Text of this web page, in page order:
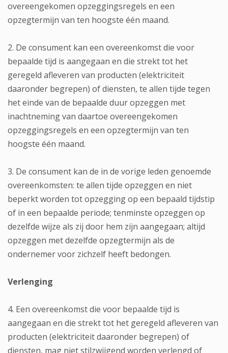
overeengekomen opzeggingsregels en een
opzegtermijn van ten hoogste één maand.
2. De consument kan een overeenkomst die voor
bepaalde tijd is aangegaan en die strekt tot het
geregeld afleveren van producten (elektriciteit
daaronder begrepen) of diensten, te allen tijde tegen
het einde van de bepaalde duur opzeggen met
inachtneming van daartoe overeengekomen
opzeggingsregels en een opzegtermijn van ten
hoogste één maand.
3. De consument kan de in de vorige leden genoemde
overeenkomsten: te allen tijde opzeggen en niet
beperkt worden tot opzegging op een bepaald tijdstip
of in een bepaalde periode; tenminste opzeggen op
dezelfde wijze als zij door hem zijn aangegaan; altijd
opzeggen met dezelfde opzegtermijn als de
ondernemer voor zichzelf heeft bedongen.
Verlenging
4. Een overeenkomst die voor bepaalde tijd is
aangegaan en die strekt tot het geregeld afleveren van
producten (elektriciteit daaronder begrepen) of
diensten, mag niet stilzwijgend worden verlengd of